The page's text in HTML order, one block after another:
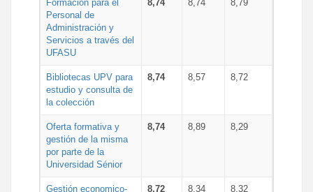
Formación para el
Personal de
Administración y
Servicios a través del
UFASU
8,74 8,74 8,79
Bibliotecas UPV para
estudio y consulta de
la colección
8,74 8,57 8,72
Oferta formativa y
gestión de la misma
por parte de la
Universidad Sénior
8,74 8,89 8,29
Gestión economico- 8,72 8,34 8,32